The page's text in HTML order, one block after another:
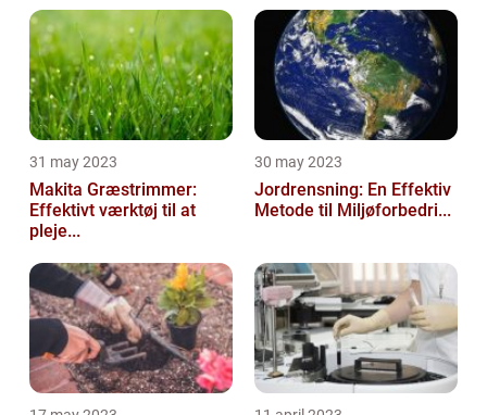
31 may 2023
Makita Græstrimmer:
Effektivt værktøj til at
pleje...
30 may 2023
Jordrensning: En Effektiv
Metode til Miljøforbedri...